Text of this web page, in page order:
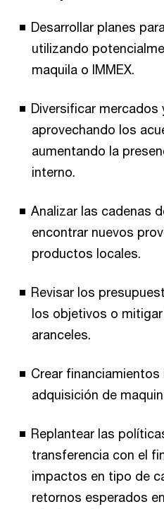
Desarrollar planes
utilizando
maquila o IMMEX.
Diversificar mercados
aprovechando los
aumentando la
interno.
Analizar las cadenas
encontrar nuevos
productos locales.
Revisar los
los objetivos o
aranceles.
Crear
adquisición de
Replantear las
transferencia con el
impactos en tipo de
retornos esperados